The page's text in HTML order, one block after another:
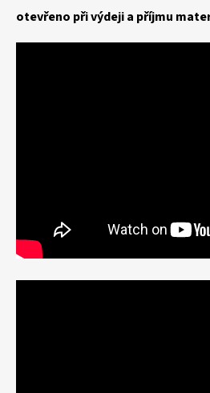
otevřeno při výdeji a příjmu